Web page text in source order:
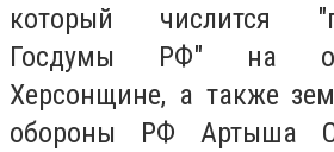
который числится
Госдумы РФ" на
Херсонщине, а также
обороны РФ Артыша